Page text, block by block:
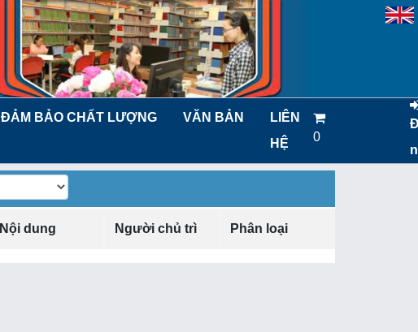
ĐẢM BẢO CHẤT LƯỢNG VĂN BẢN
LIÊN
HỆ
0
Nội dung Người chủ trì Phân loại